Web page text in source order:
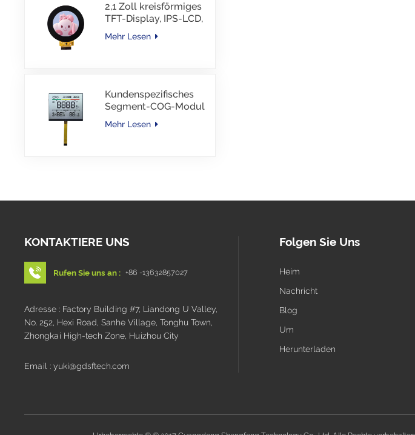
2,1 Zoll kreisförmiges
TFT-Display, IPS-LCD,
RGB-Schnittstelle
Mehr Lesen
Kundenspezifisches
Segment-COG-Modul
TN-LCD mit
Farbdruck
Mehr Lesen
KONTAKTIERE UNS
Rufen Sie uns an : +86 -13632857027
Adresse : Factory Building #7, Liandong U Valley,
No. 252, Hexi Road, Sanhe Village, Tonghu Town,
Zhongkai High-tech Zone, Huizhou City
Email : yuki@gdsftech.com
Folgen Sie Uns
Heim
Nachricht
Blog
Um
Herunterladen